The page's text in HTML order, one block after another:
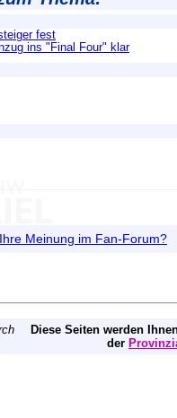
fest
ins "Final Four" klar
Ihre Meinung im Fan-Forum?
Diese Seiten werden
der